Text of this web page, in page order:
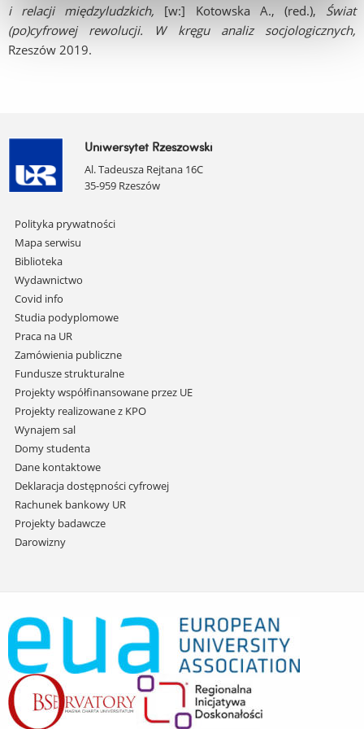
i relacji międzyludzkich, [w:] Kotowska A., (red.), Świat
(po)cyfrowej rewolucji. W kręgu analiz socjologicznych,
Rzeszów 2019.
Uniwersytet Rzeszowski
Al. Tadeusza Rejtana 16C
35-959 Rzeszów
Pomiń
nawigację
i
przejdź
do
treści
Polityka prywatności
Mapa serwisu
Biblioteka
Wydawnictwo
Covid info
Studia podyplomowe
Praca na UR
Zamówienia publiczne
Fundusze strukturalne
Projekty współfinansowane przez UE
Projekty realizowane z KPO
Wynajem sal
Domy studenta
Dane kontaktowe
Deklaracja dostępności cyfrowej
Rachunek bankowy UR
Projekty badawcze
Darowizny